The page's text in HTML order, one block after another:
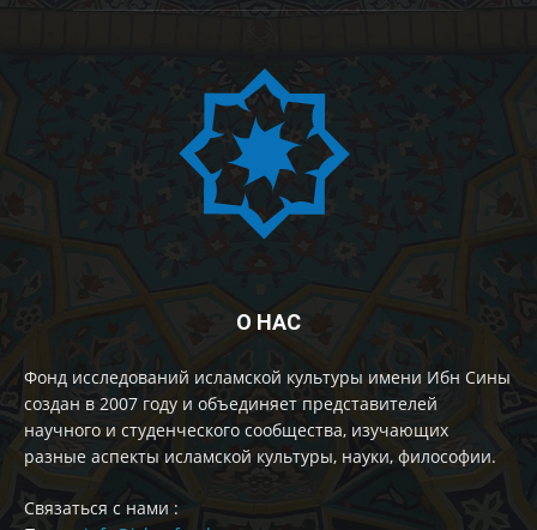
О НАС
Фонд исследований исламской культуры имени Ибн Сины
создан в 2007 году и объединяет представителей
научного и студенческого сообщества, изучающих
разные аспекты исламской культуры, науки, философии.
Cвязаться с нами :